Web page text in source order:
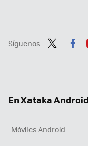
Síguenos
En Xataka
Móviles Android